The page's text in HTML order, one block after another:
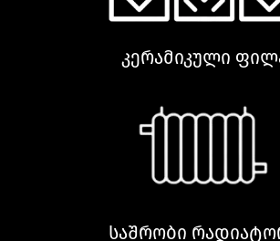
კერამიკული
საშრობი